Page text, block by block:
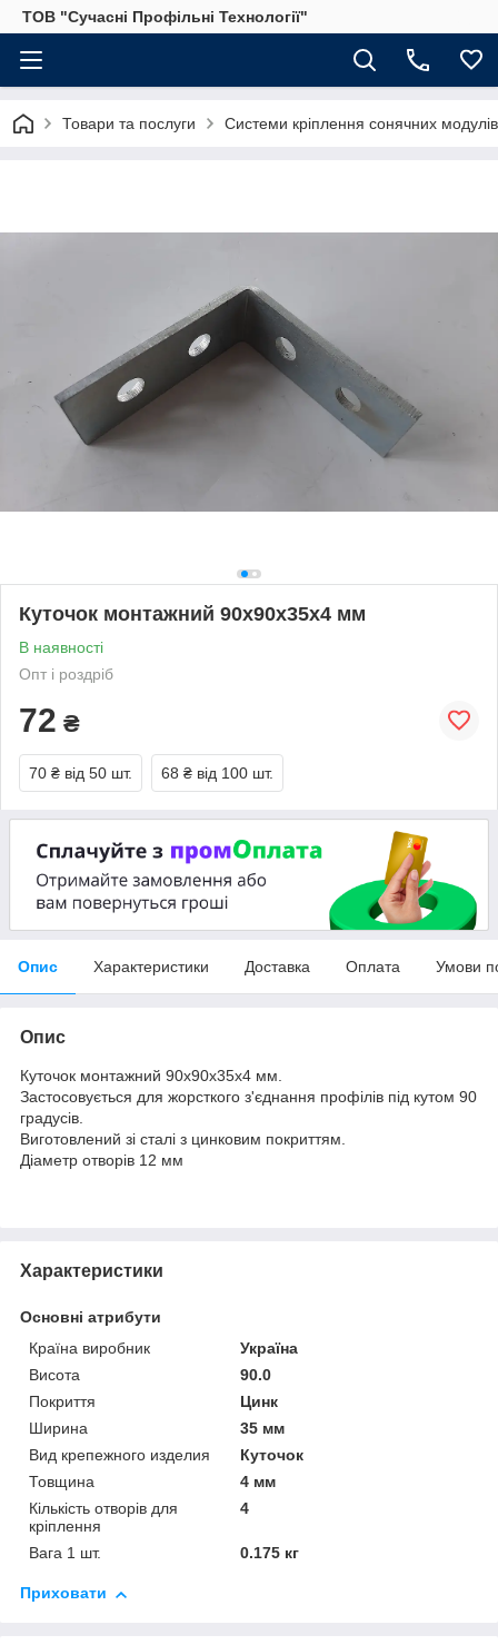
ТОВ "Сучасні Профільні Технології"
Товари та послуги Системи кріплення сонячних
Куточок монтажний 90х90х35х4 мм
В наявності
Опт і роздріб
72 ₴
70 ₴ від 50 шт. 68 ₴ від 100 шт.
Опис Характеристики Доставка Оплата Умови
Опис
Куточок монтажний 90х90х35х4 мм.
Застосовується для жорсткого з'єднання профілів під кутом 90
градусів.
Виготовлений зі сталі з цинковим покриттям.
Діаметр отворів 12 мм
Характеристики
Основні атрибути
Країна виробник
Україна
Висота
90.0
Покриття
Цинк
Ширина
35 мм
Вид крепежного изделия
Куточок
Товщина
4 мм
Кількість отворів для
кріплення
4
Вага 1 шт. 0.175 кг
Приховати